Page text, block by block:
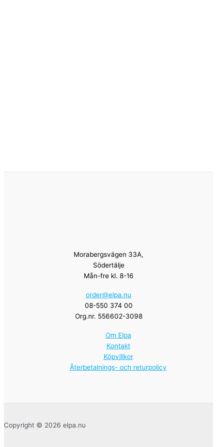
Morabergsvägen 33A,
Södertälje
Mån-fre kl. 8-16
order@elpa.nu
08-550 374 00
Org.nr. 556602-3098
Om Elpa
Kontakt
Köpvillkor
Återbetalnings- och returpolicy
Copyright © 2026 elpa.nu